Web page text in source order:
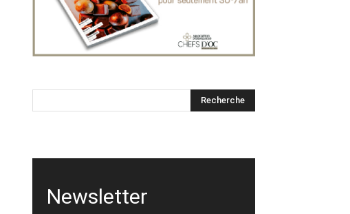
Newsletter